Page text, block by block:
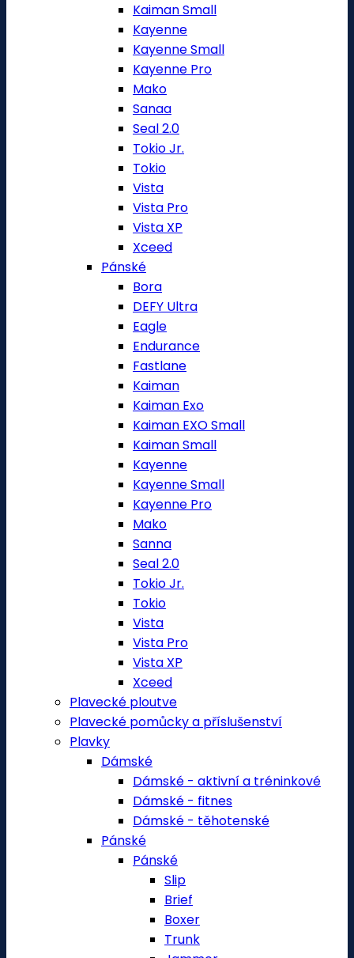
Kaiman Small
Kayenne
Kayenne Small
Kayenne Pro
Mako
Sanaa
Seal 2.0
Tokio Jr.
Tokio
Vista
Vista Pro
Vista XP
Xceed
Pánské
Bora
DEFY Ultra
Eagle
Endurance
Fastlane
Kaiman
Kaiman Exo
Kaiman EXO Small
Kaiman Small
Kayenne
Kayenne Small
Kayenne Pro
Mako
Sanna
Seal 2.0
Tokio Jr.
Tokio
Vista
Vista Pro
Vista XP
Xceed
Plavecké ploutve
Plavecké pomůcky a příslušenství
Plavky
Dámské
Dámské - aktivní a tréninkové
Dámské - fitnes
Dámské - těhotenské
Pánské
Pánské
Slip
Brief
Boxer
Trunk